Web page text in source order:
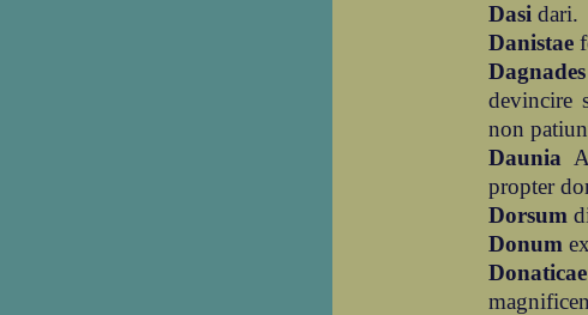
Dasi dari.
Danistae
Dagnades
devincire
non
Daunia
propter
Dorsum
Donum
Donaticae